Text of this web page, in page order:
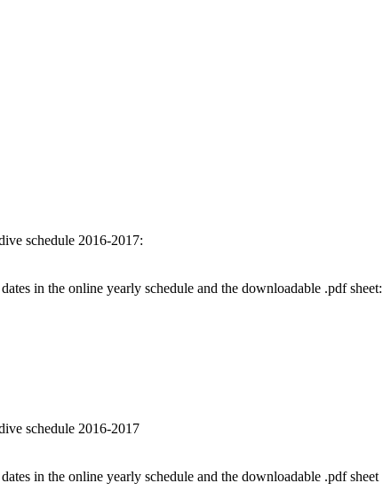
schedule 2016-2017:
in the online yearly schedule and the downloadable .pdf sheet:
schedule 2016-2017
in the online yearly schedule and the downloadable .pdf sheet